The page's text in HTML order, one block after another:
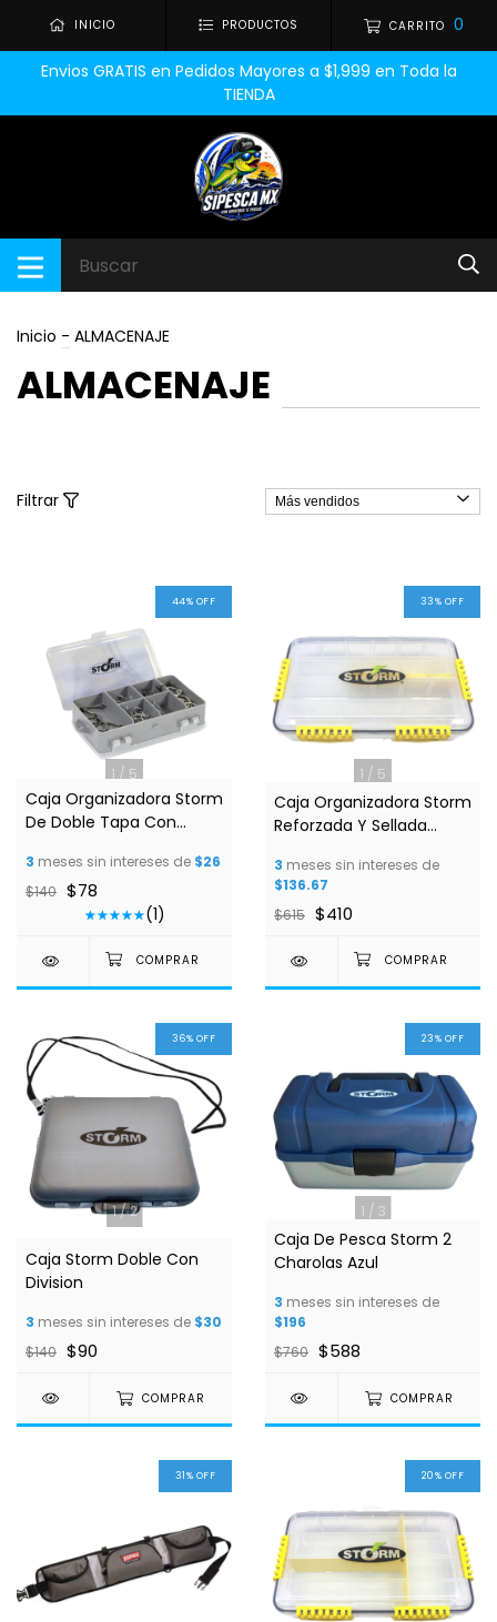
INICIO PRODUCTOS CARRITO 0
Envios GRATIS en Pedidos Mayores a $1,999 en Toda la
TIENDA
Inicio - ALMACENAJE
ALMACENAJE
Filtrar
1 / 5
44% OFF
Caja Organizadora Storm
De Doble Tapa Con
3 meses sin intereses de $26
$140 $78
(1)
1 / 5
33% OFF
Caja Organizadora Storm
Reforzada Y Sellada
16storgeldh
3 meses sin intereses de
$136.67
$615 $410
1/2
36% OFF
Caja Storm Doble Con
Division
3 meses sin intereses de $30
$140 $90
COMPRAR
1 / 3
23% OFF
Caja De Pesca Storm 2
Charolas Azul
3 meses sin intereses de
$196
$760 $588
COMPRAR
31% OFF 20% OFF